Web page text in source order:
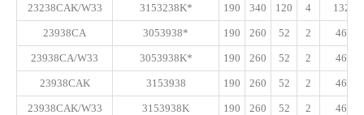
23238CAK/W33 3153238K* 190 340 120 4 1320
23938CA 3053938* 190 260 52 2 465
23938CA/W33 3053938K* 190 260 52 2 465
23938CAK 3153938 190 260 52 2 465
23938CAK/W33 3153938K 190 260 52 2 465